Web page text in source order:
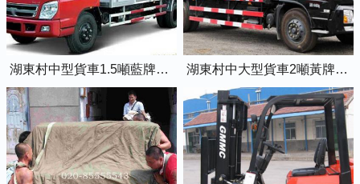
湖東村中型貨車1.5噸藍牌4米2廂式貨車 湖東村中大型貨車2噸黃牌5米2廂式貨車